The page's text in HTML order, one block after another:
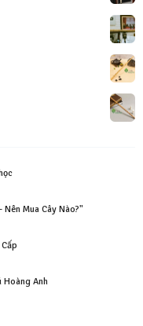
Mua Cây Nào?"
Hoàng Anh